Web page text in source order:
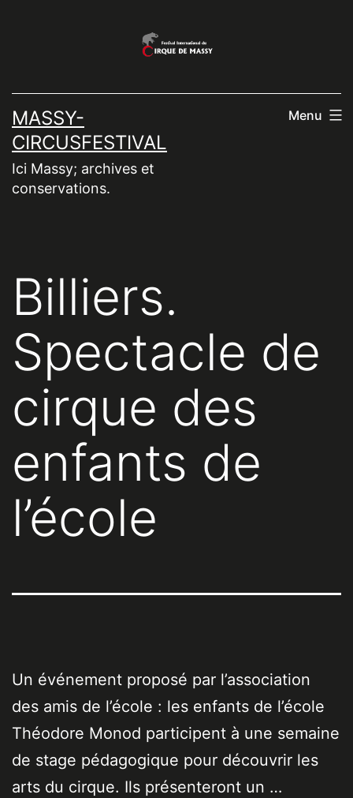
MASSY-
CIRCUSFESTIVAL
Ici Massy; archives et
conservations.
Menu
Billiers.
Spectacle de
cirque des
enfants de
l’école
Un événement proposé par l’association
des amis de l’école : les enfants de l’école
Théodore Monod participent à une semaine
de stage pédagogique pour découvrir les
arts du cirque. Ils présenteront un …